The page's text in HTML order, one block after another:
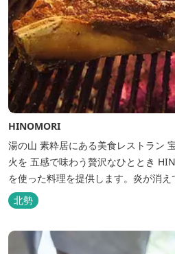
HINOMORI
湯の山 素粋居にある美食レストラン 宝のような食材と赤々と熾る
火を 五感で味わう贅沢なひととき HINOMORIは薪や炭などの直火
を使った料理を提供します。炎が消
りを海産物にまとわせたり、熟成させ
とローストしたり。炎が生み出す味わ
でお楽しみください。料理監修は、
島竜司。探...
北勢